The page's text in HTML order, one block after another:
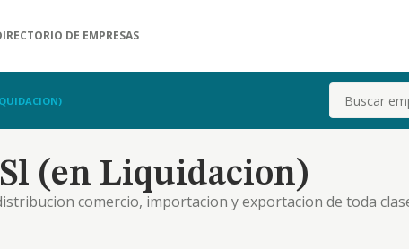
DE EMPRESAS
Buscar
(en Liquidacion)
comercio, importacion y exportacion de toda
sectores de la alimentacion y las bebidas en general,